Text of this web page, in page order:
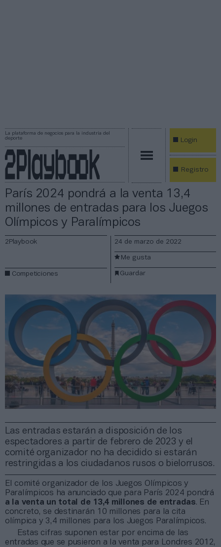
La plataforma de negocios para la industria del
deporte
Login
Registro
París 2024 pondrá a la venta 13,4
millones de entradas para los Juegos
Olímpicos y Paralímpicos
Las entradas estarán a disposición de los
espectadores a partir de febrero de 2023 y el
comité organizador no ha decidido si estarán
restringidas a los ciudadanos rusos o bielorrusos.
2Playbook
Competiciones
24 de marzo de 2022
Guardar
Me gusta
El comité organizador de los Juegos Olímpicos y
Paralímpicos ha anunciado que para París 2024 pondrá
a la venta un total de 13,4 millones de entradas. En
concreto, se destinarán 10 millones para la cita
olímpica y 3,4 millones para los Juegos Paralímpicos.
Estas cifras suponen estar por encima de las
entradas que se pusieron a la venta para Londres 2012,